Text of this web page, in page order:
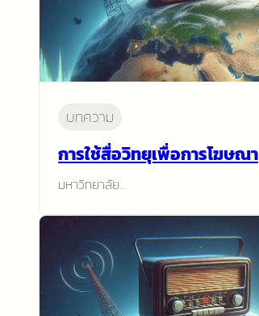
บทความ
การใช้สื่อวิทยุเพื่อการโฆษณา
มหาวิทยาลัย…